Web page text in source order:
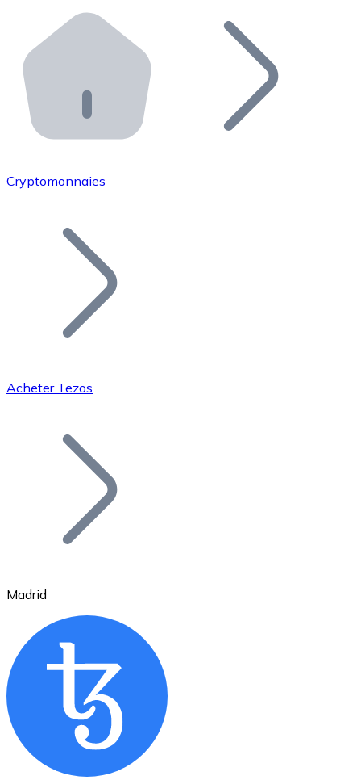
Distributeurs automatiques Bitnovo
Intégrez un ATM Bitnovo dans votre entreprise et
API Bitnovo
Intégrez notre API dans votre écosystème.
Rejoignez notre réseau de distributeurs et
Ajoutez le token de votre projet à notre service
Bitcoin
ETH
Cryptomonnaies
Acheter Tezos
Madrid